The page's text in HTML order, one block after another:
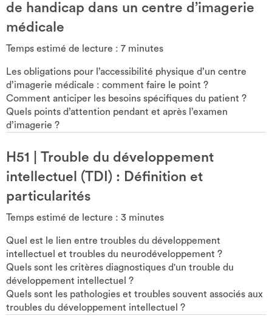
de handicap dans un centre d’imagerie
médicale
Temps estimé de lecture : 7 minutes
Les obligations pour l’accessibilité physique d’un centre
d’imagerie médicale : comment faire le point ?
Comment anticiper les besoins spécifiques du patient ?
Quels points d’attention pendant et après l’examen
d’imagerie ?
H51
Trouble du développement
intellectuel (TDI) : Définition et
particularités
Temps estimé de lecture : 3 minutes
Quel est le lien entre troubles du développement
intellectuel et troubles du neurodéveloppement ?
Quels sont les critères diagnostiques d'un trouble du
développement intellectuel ?
Quels sont les pathologies et troubles souvent associés aux
troubles du développement intellectuel ?